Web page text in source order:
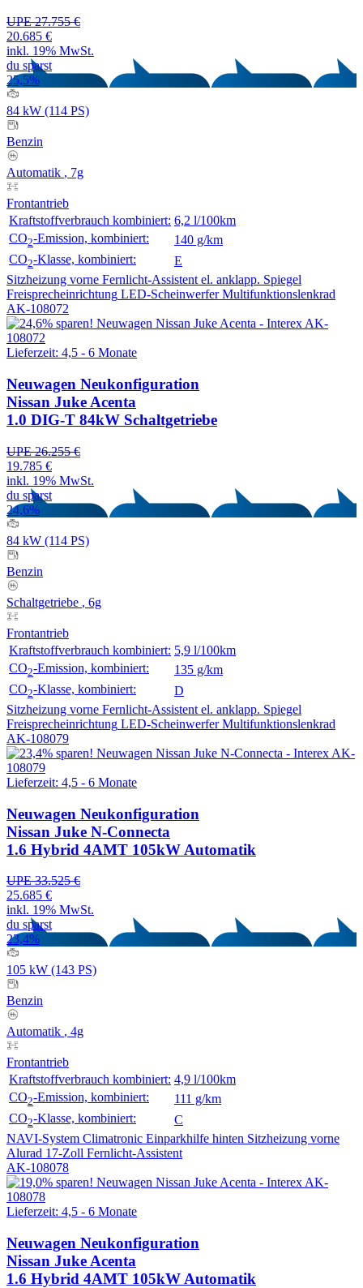
UPE 27.755 €
20.685 €
inkl. 19% MwSt.
du sparst
25,5%
84 kW (114 PS)
Benzin
Automatik , 7g
Frontantrieb
Kraftstoffverbrauch kombiniert: 6,2 l/100km
CO2-Emission, kombiniert:
140 g/km
CO2-Klasse, kombiniert:
E
Sitzheizung vorne Fernlicht-Assistent el. anklapp. Spiegel
Freisprecheinrichtung LED-Scheinwerfer Multifunktionslenkrad
AK-108072
Lieferzeit: 4,5 - 6 Monate
Neuwagen Neukonfiguration
Nissan Juke Acenta
1.0 DIG-T 84kW Schaltgetriebe
UPE 26.255 €
19.785 €
inkl. 19% MwSt.
du sparst
24,6%
84 kW (114 PS)
Benzin
Schaltgetriebe , 6g
Frontantrieb
Kraftstoffverbrauch kombiniert: 5,9 l/100km
CO2-Emission, kombiniert:
135 g/km
CO2-Klasse, kombiniert:
D
Sitzheizung vorne Fernlicht-Assistent el. anklapp. Spiegel
Freisprecheinrichtung LED-Scheinwerfer Multifunktionslenkrad
AK-108079
Lieferzeit: 4,5 - 6 Monate
Neuwagen Neukonfiguration
Nissan Juke N-Connecta
1.6 Hybrid 4AMT 105kW Automatik
UPE 33.525 €
25.685 €
inkl. 19% MwSt.
du sparst
23,4%
105 kW (143 PS)
Benzin
Automatik , 4g
Frontantrieb
Kraftstoffverbrauch kombiniert: 4,9 l/100km
CO2-Emission, kombiniert:
111 g/km
CO2-Klasse, kombiniert:
C
NAVI-System Climatronic Einparkhilfe hinten Sitzheizung vorne
Alurad 17-Zoll Fernlicht-Assistent
AK-108078
Lieferzeit: 4,5 - 6 Monate
Neuwagen Neukonfiguration
Nissan Juke Acenta
1.6 Hybrid 4AMT 105kW Automatik